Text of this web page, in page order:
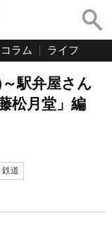
コラム ライフ
駅弁屋さん
松月堂」編
鉄道